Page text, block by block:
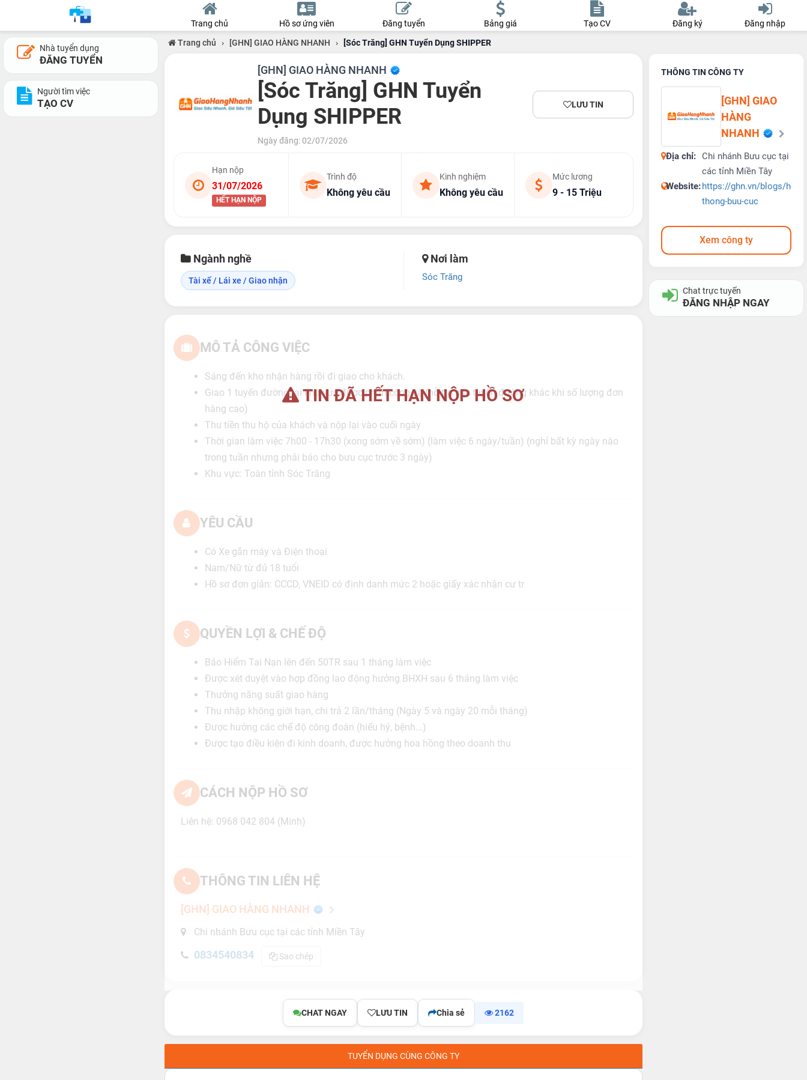
Trang chủ Hồ sơ ứng viên Đăng tuyển Bảng giá Tạo CV Đăng ký Đăng nhập
Nhà tuyển dụng
ĐĂNG TUYỂN
Người tìm việc
TẠO CV
Trang chủ › [GHN] GIAO HÀNG NHANH › [Sóc Trăng] GHN Tuyển Dụng SHIPPER
[GHN] GIAO HÀNG NHANH
[Sóc Trăng] GHN Tuyển
Dụng SHIPPER
Ngày đăng: 02/07/2026
LƯU TIN
Hạn nộp
31/07/2026
HẾT HẠN NỘP
Trình độ
Không yêu cầu
Kinh nghiệm
Không yêu cầu
Mức lương
9 - 15 Triệu
Ngành nghề
Tài xế / Lái xe / Giao nhận
Nơi làm
Sóc Trăng
TIN ĐÃ HẾT HẠN NỘP HỒ SƠ
MÔ TẢ CÔNG VIỆC
Sáng đến kho nhận hàng rồi đi giao cho khách.
Giao 1 tuyến đường tại khu vực được phân công và (hỗ trợ các tuyến đường khác khi số lượng đơn
hàng cao)
Thu tiền thu hộ của khách và nộp lại vào cuối ngày
Thời gian làm việc 7h00 - 17h30 (xong sớm về sớm) (làm việc 6 ngày/tuần) (nghỉ bất kỳ ngày nào
trong tuần nhưng phải báo cho bưu cục trước 3 ngày)
Khu vực: Toàn tỉnh Sóc Trăng
YÊU CẦU
Có Xe gắn máy và Điện thoại
Nam/Nữ từ đủ 18 tuổi
Hồ sơ đơn giản: CCCD, VNEID có định danh mức 2 hoặc giấy xác nhận cư tr
QUYỀN LỢI & CHẾ ĐỘ
Bảo Hiểm Tai Nạn lên đến 50TR sau 1 tháng làm việc
Được xét duyệt vào hợp đồng lao động hưởng BHXH sau 6 tháng làm việc
Thưởng năng suất giao hàng
Thu nhập không giới hạn, chi trả 2 lần/tháng (Ngày 5 và ngày 20 mỗi tháng)
Được hưởng các chế độ công đoàn (hiếu hỷ, bệnh...)
Được tạo điều kiện đi kinh doanh, được hưởng hoa hồng theo doanh thu
CÁCH NỘP HỒ SƠ
Liên hệ: 0968 042 804 (Minh)
THÔNG TIN LIÊN HỆ
[GHN] GIAO HÀNG NHANH
Chi nhánh Bưu cục tại các tỉnh Miền Tây
0834540834 Sao chép
CHAT NGAY LƯU TIN Chia sẻ 2162
TUYỂN DỤNG CÙNG CÔNG TY
THÔNG TIN CÔNG TY
[GHN] GIAO
HÀNG
NHANH
Địa chỉ:
Chi nhánh Bưu cục tại
các tỉnh Miền Tây
Website:https://ghn.vn/blogs/he-
thong-buu-cuc
Xem công ty
Chat trực tuyến
ĐĂNG NHẬP NGAY